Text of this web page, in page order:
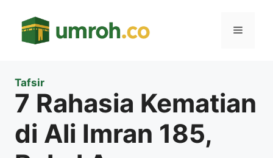
Menu
Tafsir
7 Rahasia Kematian
di Ali Imran 185,